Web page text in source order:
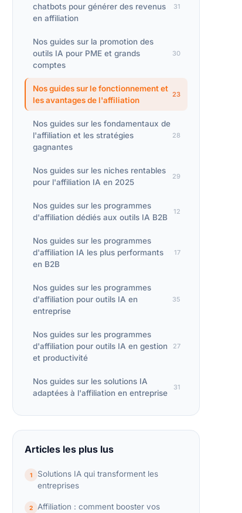
chatbots pour générer des revenus
en affiliation
31
Nos guides sur la promotion des
outils IA pour PME et grands
comptes
30
Nos guides sur le fonctionnement et
les avantages de l'affiliation
23
Nos guides sur les fondamentaux de
l'affiliation et les stratégies
gagnantes
28
Nos guides sur les niches rentables
pour l'affiliation IA en 2025
29
Nos guides sur les programmes
d'affiliation dédiés aux outils IA B2B
12
Nos guides sur les programmes
d'affiliation IA les plus performants
en B2B
17
Nos guides sur les programmes
d'affiliation pour outils IA en
entreprise
35
Nos guides sur les programmes
d'affiliation pour outils IA en gestion
et productivité
27
Nos guides sur les solutions IA
adaptées à l'affiliation en entreprise
31
Articles les plus lus
1
Solutions IA qui transforment les
entreprises
2
Affiliation : comment booster vos